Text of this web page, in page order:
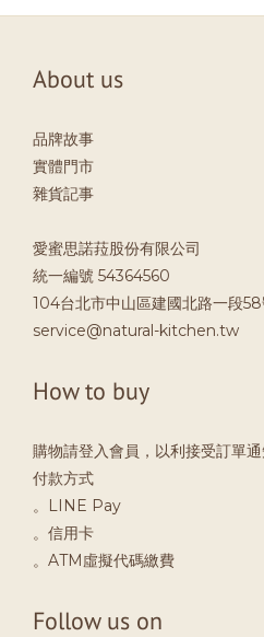
About us
品牌故事
實體門市
雜貨記事
愛蜜思諾菈股份有限公司
統一編號 54364560
104台北市中山區建國北路一段
service@natural-kitchen.tw
How to buy
購物請登入會員，以利接受訂單通
付款方式
。LINE Pay
。信用卡
。ATM虛擬代碼繳費
Follow us on